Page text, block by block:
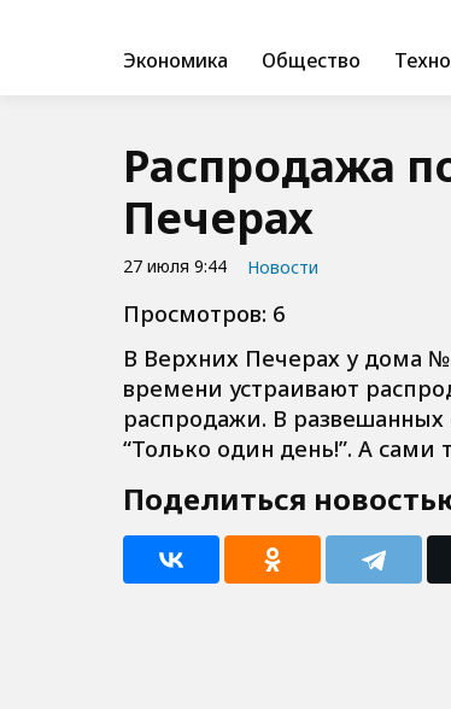
Экономика Общество
Распродажа
Печерах
27 июля 9:44 Новости
Просмотров: 6
В Верхних Печерах у дома
времени устраивают
распродажи. В развешанных
“Только один день!”. А
Поделиться